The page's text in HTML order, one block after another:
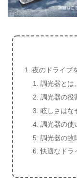
夜のドライブ
調光器とは。
調光器の役
眩しさはな
調光器の使
調光器の故
快適なドラ